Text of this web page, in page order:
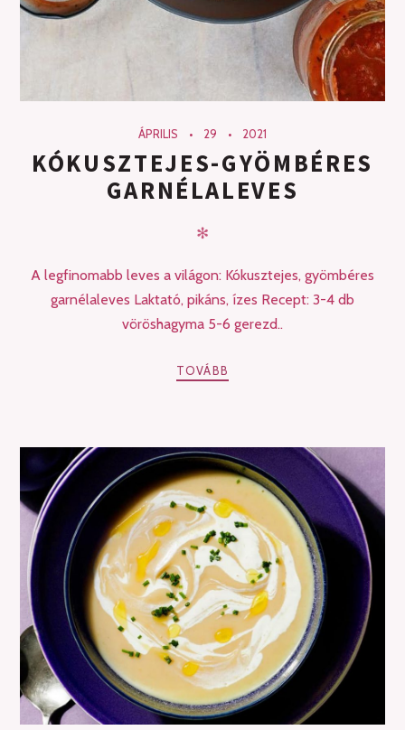
ÁPRILIS 29 2021
KÓKUSZTEJES-GYÖMBÉRES
GARNÉLALEVES
✻
A legfinomabb leves a világon: Kókusztejes, gyömbéres
garnélaleves Laktató, pikáns, ízes Recept: 3-4 db
vöröshagyma 5-6 gerezd..
TOVÁBB